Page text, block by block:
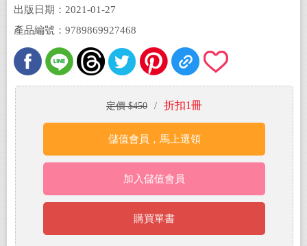
出版日期：2021-01-27
產品編號：9789869927468
定價 $450 / 折扣1冊
儲值會員，馬上選領
加入儲值會員
購買單書